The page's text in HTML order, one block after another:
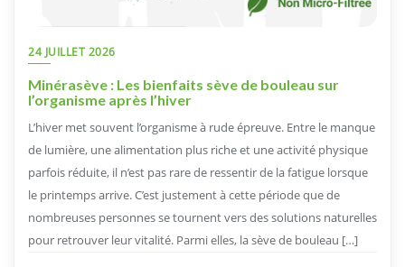
24 JUILLET 2026
Minérasève : Les bienfaits sève de bouleau sur
l’organisme après l’hiver
L’hiver met souvent l’organisme à rude épreuve. Entre le manque
de lumière, une alimentation plus riche et une activité physique
parfois réduite, il n’est pas rare de ressentir de la fatigue lorsque
le printemps arrive. C’est justement à cette période que de
nombreuses personnes se tournent vers des solutions naturelles
pour retrouver leur vitalité. Parmi elles, la sève de bouleau […]